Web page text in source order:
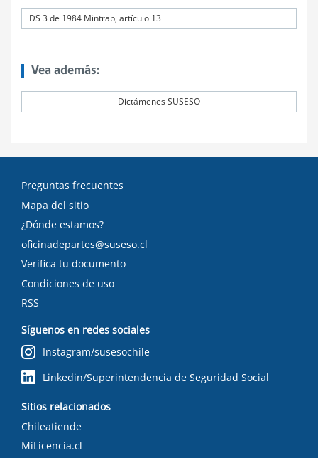
DS 3 de 1984 Mintrab, artículo 13
Vea además:
Dictámenes SUSESO
Preguntas frecuentes
Mapa del sitio
¿Dónde estamos?
oficinadepartes@suseso.cl
Verifica tu documento
Condiciones de uso
RSS
Síguenos en redes sociales
Instagram/susesochile
Linkedin/Superintendencia de Seguridad Social
Sitios relacionados
Chileatiende
MiLicencia.cl